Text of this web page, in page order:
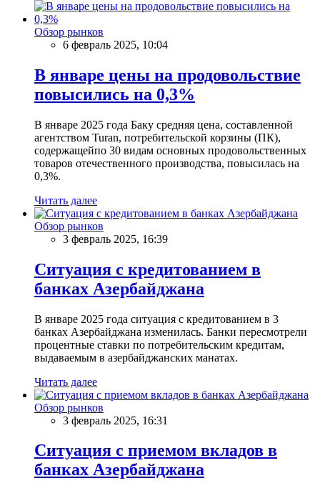
Обзор рынков
6 февраль 2025, 10:04
В январе цены на продовольствие
повысились на 0,3%
В январе 2025 года Баку средняя цена, составленной
агентством Turan, потребительской корзины (ПК),
содержащейпо 30 видам основных продовольственных
товаров отечественного производства, повысилась на
0,3%.
Читать далее
Обзор рынков
3 февраль 2025, 16:39
Ситуация с кредитованием в
банках Азербайджана
В январе 2025 года ситуация с кредитованием в 3
банках Азербайджана изменилась. Банки пересмотрели
процентные ставки по потребительским кредитам,
выдаваемым в азербайджанских манатах.
Читать далее
Обзор рынков
3 февраль 2025, 16:31
Ситуация с приемом вкладов в
банках Азербайджана